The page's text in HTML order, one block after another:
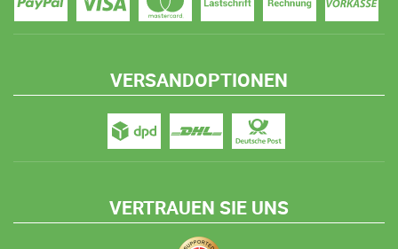
VERSANDOPTIONEN
VERTRAUEN SIE UNS